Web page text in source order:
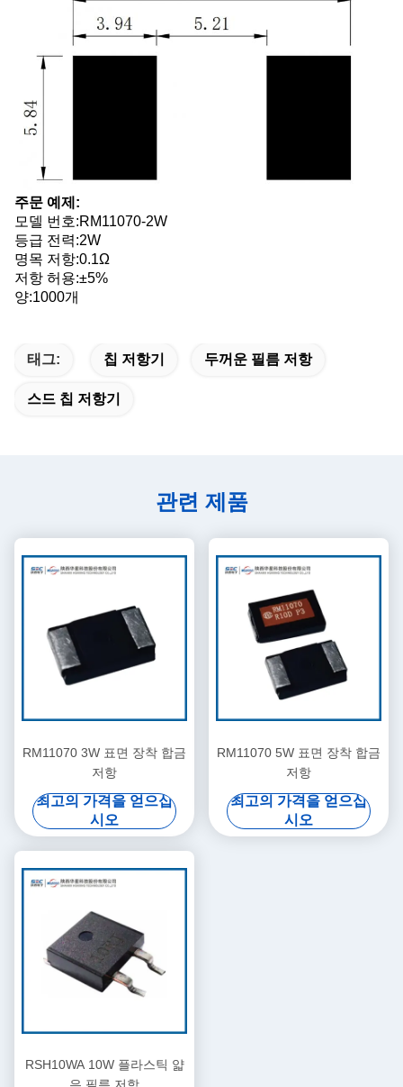
주문 예제:
모델 번호:RM11070-2W
등급 전력:2W
명목 저항:0.1Ω
저항 허용:±5%
양:1000개
태그: 칩 저항기 두꺼운 필름 저항
스드 칩 저항기
관련 제품
RM11070 3W 표면 장착 합금
저항
최고의 가격을 얻으십
시오
RM11070 5W 표면 장착 합금
저항
최고의 가격을 얻으십
시오
RSH10WA 10W 플라스틱 얇
은 필름 저항